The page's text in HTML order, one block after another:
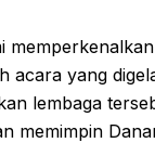
acara yang
lembaga
memimpin